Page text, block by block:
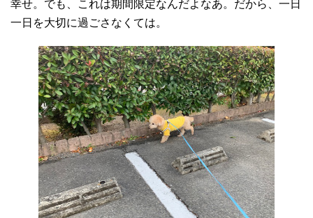
幸せ。でも、これは期間限定なんだよなあ。だから、一日
一日を大切に過ごさなくては。